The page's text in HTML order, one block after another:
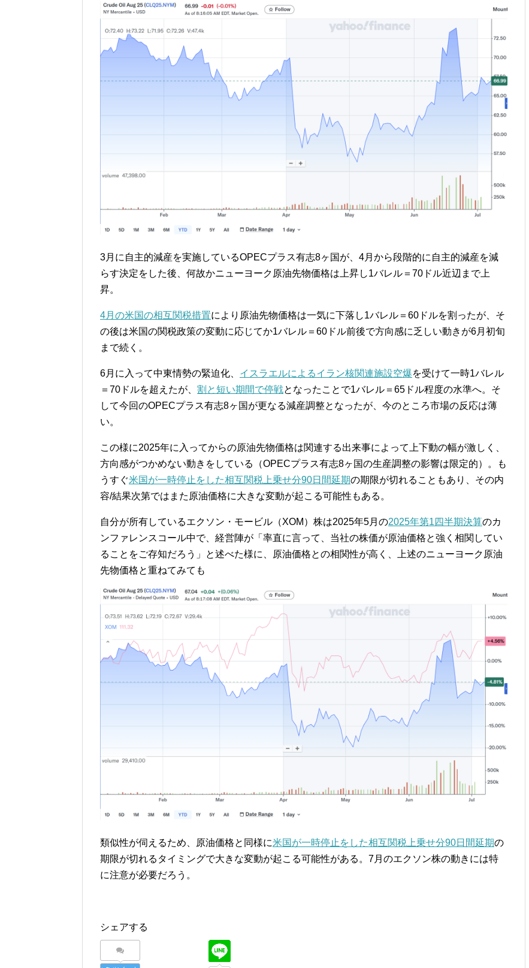
3月に自主的減産を実施しているOPECプラス有志8ヶ国が、4月から段階的に自主的減産を減
らす決定をした後、何故かニューヨーク原油先物価格は上昇し1バレル＝70ドル近辺まで上
昇。
4月の米国の相互関税措置により原油先物価格は一気に下落し1バレル＝60ドルを割ったが、そ
の後は米国の関税政策の変動に応じてか1バレル＝60ドル前後で方向感に乏しい動きが6月初旬
まで続く。
6月に入って中東情勢の緊迫化、 イスラエルによるイラン核関連施設空爆を受けて一時1バレル
＝70ドルを超えたが、 割と短い期間で停戦となったことで1バレル＝65ドル程度の水準へ。そ
して今回のOPECプラス有志8ヶ国が更なる減産調整となったが、今のところ市場の反応は薄
い。
この様に2025年に入ってからの原油先物価格は関連する出来事によって上下動の幅が激しく、
方向感がつかめない動きをしている（OPECプラス有志8ヶ国の生産調整の影響は限定的）。も
うすぐ米国が一時停止をした相互関税上乗せ分90日間延期の期限が切れることもあり、その内
容/結果次第ではまた原油価格に大きな変動が起こる可能性もある。
自分が所有しているエクソン・モービル（XOM）株は2025年5月の2025年第1四半期決算のカ
ンファレンスコール中で、経営陣が「率直に言って、当社の株価が原油価格と強く相関してい
ることをご存知だろう」と述べた様に、原油価格との相関性が高く、上述のニューヨーク原油
先物価格と重ねてみても
類似性が伺えるため、原油価格と同様に米国が一時停止をした相互関税上乗せ分90日間延期の
期限が切れるタイミングで大きな変動が起こる可能性がある。7月のエクソン株の動きには特
に注意が必要だろう。
シェアする